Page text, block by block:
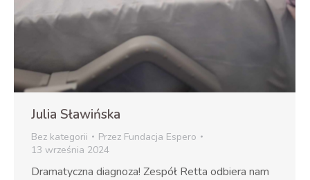
Julia Sławińska
Bez kategorii Przez Fundacja Espero
13 września 2024
Dramatyczna diagnoza! Zespół Retta odbiera nam